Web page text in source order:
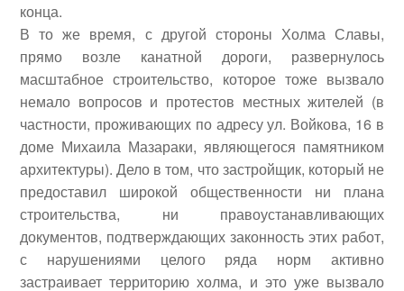
конца.
В то же время, с другой стороны Холма Славы,
прямо возле канатной дороги, развернулось
масштабное строительство, которое тоже вызвало
немало вопросов и протестов местных жителей (в
частности, проживающих по адресу ул. Войкова, 16 в
доме Михаила Мазараки, являющегося памятником
архитектуры). Дело в том, что застройщик, который не
предоставил широкой общественности ни плана
строительства, ни правоустанавливающих
документов, подтверждающих законность этих работ,
с нарушениями целого ряда норм активно
застраивает территорию холма, и это уже вызвало